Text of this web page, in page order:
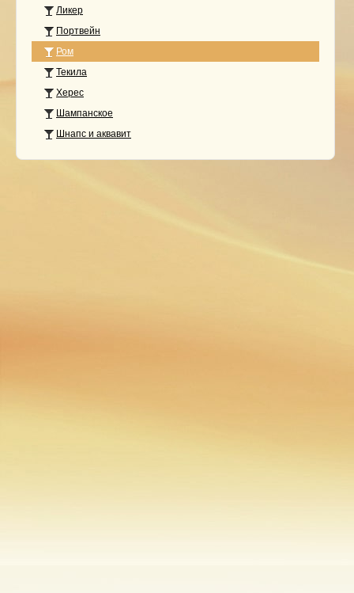
Ликер
Портвейн
Ром
Текила
Херес
Шампанское
Шнапс и аквавит